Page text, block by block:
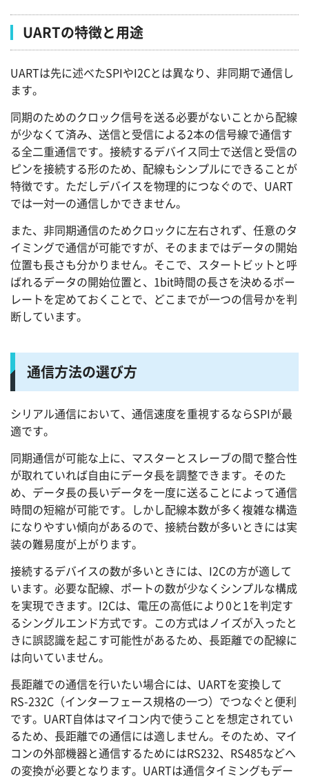
UARTの特徴と用途
UARTは先に述べたSPIやI2Cとは異なり、非同期で通信し
ます。
同期のためのクロック信号を送る必要がないことから配線
が少なくて済み、送信と受信による2本の信号線で通信す
る全二重通信です。接続するデバイス同士で送信と受信の
ピンを接続する形のため、配線もシンプルにできることが
特徴です。ただしデバイスを物理的につなぐので、UART
では一対一の通信しかできません。
また、非同期通信のためクロックに左右されず、任意のタ
イミングで通信が可能ですが、そのままではデータの開始
位置も長さも分かりません。そこで、スタートビットと呼
ばれるデータの開始位置と、1bit時間の長さを決めるボー
レートを定めておくことで、どこまでが一つの信号かを判
断しています。
通信方法の選び方
シリアル通信において、通信速度を重視するならSPIが最
適です。
同期通信が可能な上に、マスターとスレーブの間で整合性
が取れていれば自由にデータ長を調整できます。そのた
め、データ長の長いデータを一度に送ることによって通信
時間の短縮が可能です。しかし配線本数が多く複雑な構造
になりやすい傾向があるので、接続台数が多いときには実
装の難易度が上がります。
接続するデバイスの数が多いときには、I2Cの方が適して
います。必要な配線、ポートの数が少なくシンプルな構成
を実現できます。I2Cは、電圧の高低により0と1を判定す
るシングルエンド方式です。この方式はノイズが入ったと
きに誤認識を起こす可能性があるため、長距離での配線に
は向いていません。
長距離での通信を行いたい場合には、UARTを変換して
RS-232C（インターフェース規格の一つ）でつなぐと便利
です。UART自体はマイコン内で使うことを想定されてい
るため、長距離での通信には適しません。そのため、マイ
コンの外部機器と通信するためにはRS232、RS485などへ
の変換が必要となります。UARTは通信タイミングもデー